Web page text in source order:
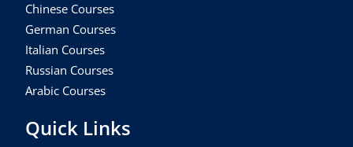
Chinese Courses
German Courses
Italian Courses
Russian Courses
Arabic Courses
Quick Links